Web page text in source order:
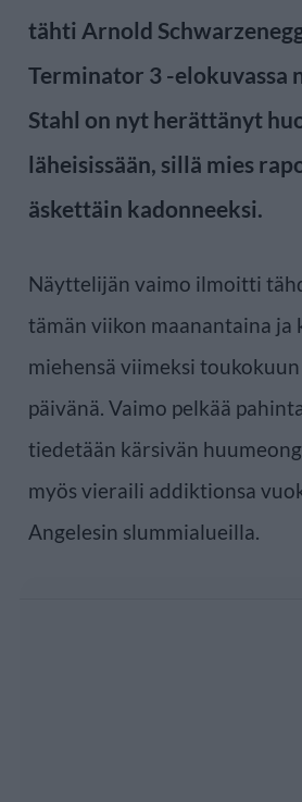
tähti Arnold
Terminator 3 -elokuvassa
Stahl on nyt herättänyt
läheisissään, sillä mies
äskettäin kadonneeksi.
Näyttelijän vaimo ilmoitti
tämän viikon maanantaina ja
miehensä viimeksi
päivänä. Vaimo pelkää
tiedetään kärsivän
myös vieraili addiktionsa
Angelesin slummialueilla.